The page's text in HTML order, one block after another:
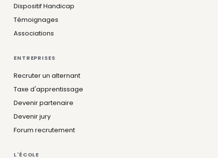
Dispositif Handicap
Témoignages
Associations
ENTREPRISES
Recruter un alternant
Taxe d'apprentissage
Devenir partenaire
Devenir jury
Forum recrutement
L'ÉCOLE